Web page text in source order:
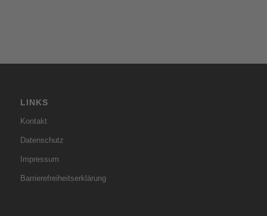
LINKS
Kontakt
Datenschutz
Impressum
Barrierefreiheitserklärung